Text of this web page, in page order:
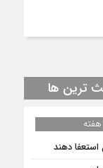
ترین ها
استعفا دهند